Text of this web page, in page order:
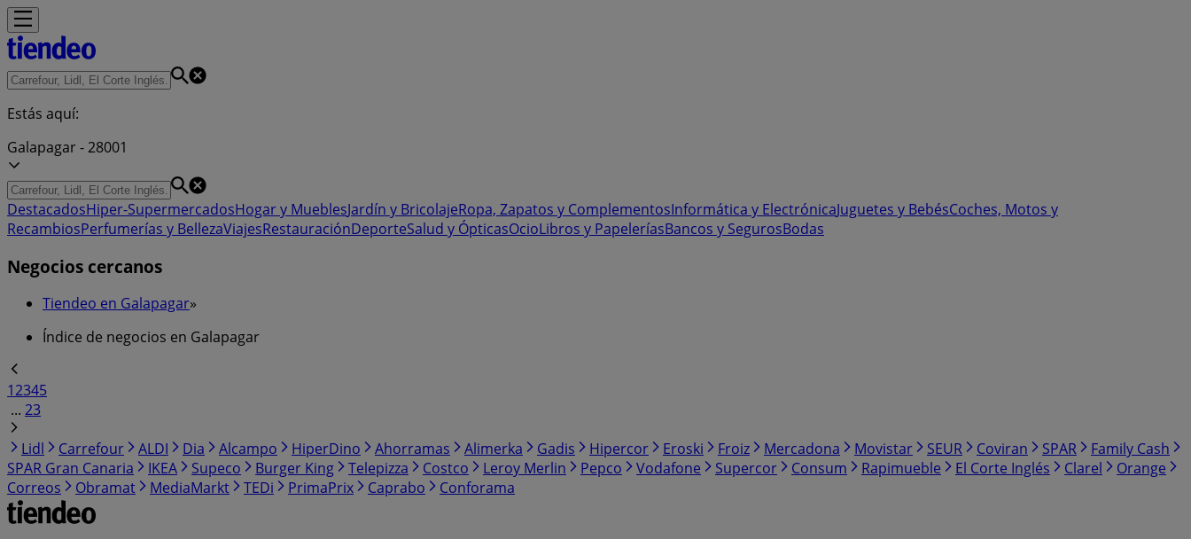
Estás aquí:
Galapagar - 28001
DestacadosHiper-SupermercadosHogar y MueblesJardín y BricolajeRopa, Zapatos y ComplementosInformática y ElectrónicaJuguetes y BebésCoches, Motos y
RecambiosPerfumerías y BellezaViajesRestauraciónDeporteSalud y ÓpticasOcioLibros y PapeleríasBancos y SegurosBodas
Negocios cercanos
Tiendeo en Galapagar»
Índice de negocios en Galapagar
12345
... 23
Lidl
Carrefour ALDI Dia Alcampo HiperDino Ahorramas Alimerka Gadis Hipercor Eroski Froiz Mercadona Movistar SEUR Coviran SPAR
Family Cash
SPAR Gran Canaria
IKEA Supeco Burger King Telepizza Costco Leroy Merlin Pepco Vodafone Supercor Consum Rapimueble El Corte Inglés Clarel
Orange
Correos
Obramat MediaMarkt TEDi PrimaPrix Caprabo Conforama